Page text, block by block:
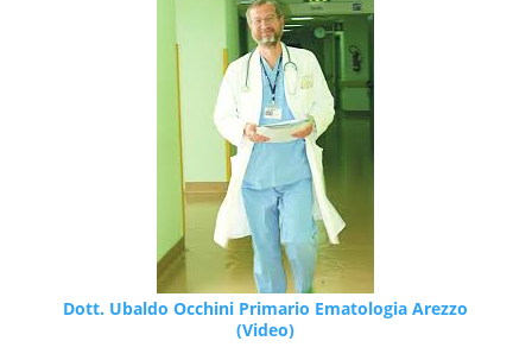
Dott. Ubaldo Occhini Primario Ematologia Arezzo
(Video)